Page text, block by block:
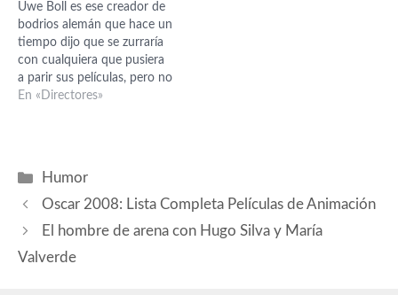
Próximamente en los
mejores cines.
Uwe Boll es ese creador de
bodrios alemán que hace un
tiempo dijo que se zurraría
con cualquiera que pusiera
a parir sus películas, pero no
creo que tenga tiempo para
En «Directores»
Categorías
Humor
Oscar 2008: Lista Completa Películas de Animación
El hombre de arena con Hugo Silva y María
Valverde